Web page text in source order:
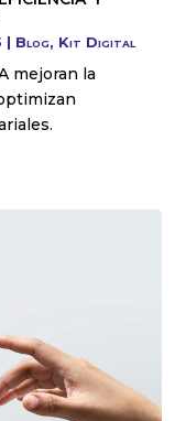
| Blog, Kit Digital
mejoran la